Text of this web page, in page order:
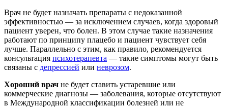
Врач не будет назначать препараты с недоказанной
эффективностью — за исключением случаев, когда здоровый
пациент уверен, что болен. В этом случае такие назначения
работают по принципу плацебо и пациент чувствует себя
лучше. Параллельно с этим, как правило, рекомендуется
консультация психотерапевта — такие симптомы могут быть
связаны с депрессией или неврозом.
Хороший врач не будет ставить устаревшие или
коммерческие диагнозы — заболевания, которые отсутствуют
в Международной классификации болезней или не